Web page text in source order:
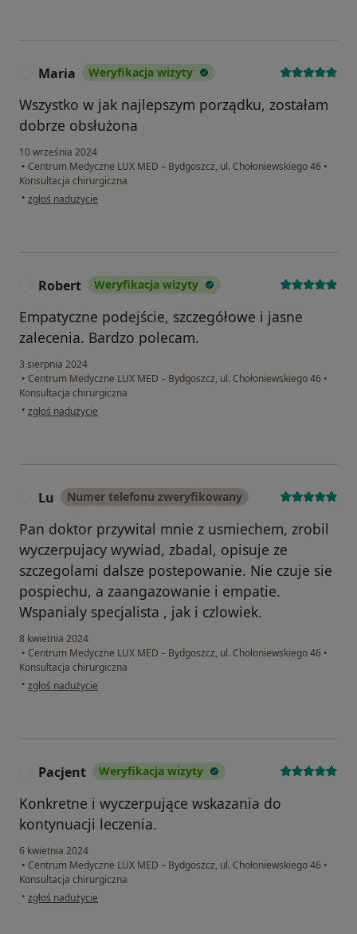
Maria Weryfikacja wizyty
Wszystko w jak najlepszym porządku, zostałam
dobrze obsłużona
10 września 2024
• Centrum Medyczne LUX MED – Bydgoszcz, ul. Chołoniewskiego 46 •
Konsultacja chirurgiczna
• w opinii użytkownika Maria
zgłoś nadużycie
Robert Weryfikacja wizyty
Empatyczne podejście, szczegółowe i jasne
zalecenia. Bardzo polecam.
3 sierpnia 2024
• Centrum Medyczne LUX MED – Bydgoszcz, ul. Chołoniewskiego 46 •
Konsultacja chirurgiczna
• w opinii użytkownika Robert
zgłoś nadużycie
Lu Numer telefonu zweryfikowany
Pan doktor przywital mnie z usmiechem, zrobil
wyczerpujacy wywiad, zbadal, opisuje ze
szczegolami dalsze postepowanie. Nie czuje sie
pospiechu, a zaangazowanie i empatie.
Wspanialy specjalista , jak i czlowiek.
8 kwietnia 2024
• Centrum Medyczne LUX MED – Bydgoszcz, ul. Chołoniewskiego 46 •
Konsultacja chirurgiczna
• w opinii użytkownika Lu
zgłoś nadużycie
Pacjent Weryfikacja wizyty
Konkretne i wyczerpujące wskazania do
kontynuacji leczenia.
6 kwietnia 2024
• Centrum Medyczne LUX MED – Bydgoszcz, ul. Chołoniewskiego 46 •
Konsultacja chirurgiczna
• w opinii użytkownika Pacjent
zgłoś nadużycie